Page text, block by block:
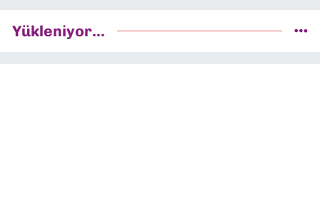
Yükleniyor...